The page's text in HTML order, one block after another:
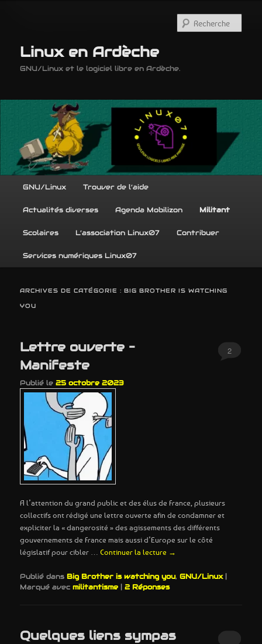
secondaireLinux en Ardèche
GNU/Linux et le logiciel libre en Ardèche.
GNU/Linux Trouver de l’aide
Actualités diverses Agenda Mobilizon Militant
Scolaires L’association Linux07 Contribuer
Services numériques Linux07
ARCHIVES DE CATÉGORIE :BIG BROTHER IS WATCHING
YOU
Lettre ouverte –
Manifeste
Publié le25 octobre 2023
2
A l’attention du grand public et des élus de France, plusieurs
collectifs ont rédigé une lettre ouverte afin de condamner et
expliciter la « dangerosité » des agissements des différents
gouvernements de France mais aussi d’Europe sur le côté
législatif pour cibler …Continuer la lecture →
Publié dans Big Brother is watching you,GNU/Linux |
Marqué avec militantisme |2 Réponses
Quelques liens sympas